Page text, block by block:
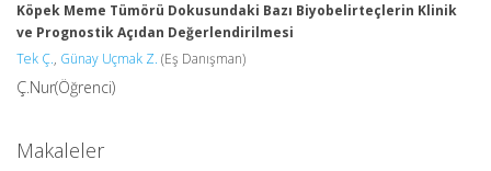
Köpek Meme Tümörü Dokusundaki Bazı Biyobelirteçlerin Klinik
ve Prognostik Açıdan Değerlendirilmesi
Tek Ç., Günay Uçmak Z. (Eş Danışman)
Ç.Nur(Öğrenci)
Makaleler